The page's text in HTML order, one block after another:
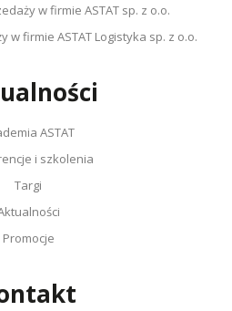
w firmie ASTAT sp. z o.o.
w firmie ASTAT Logistyka sp. z o.o.
ASTAT
i szkolenia
Targi
Promocje